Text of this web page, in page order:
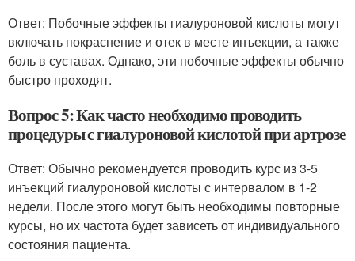
Ответ: Побочные эффекты гиалуроновой кислоты могут
включать покраснение и отек в месте инъекции, а также
боль в суставах. Однако, эти побочные эффекты обычно
быстро проходят.
Вопрос 5: Как часто необходимо проводить
процедуры с гиалуроновой кислотой при артрозе
Ответ: Обычно рекомендуется проводить курс из 3-5
инъекций гиалуроновой кислоты с интервалом в 1-2
недели. После этого могут быть необходимы повторные
курсы, но их частота будет зависеть от индивидуального
состояния пациента.